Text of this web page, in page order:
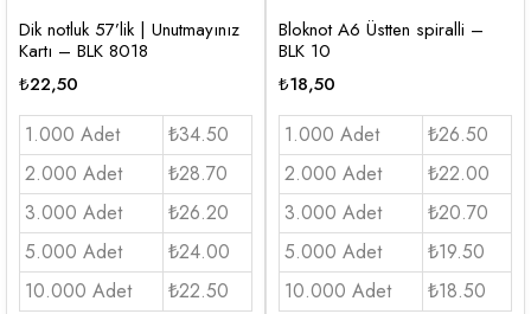
Dik notluk 57’lik | Unutmayınız
Kartı – BLK 8018
₺22,50
1.000 Adet
₺34.50
2.000 Adet
₺28.70
3.000 Adet
₺26.20
5.000 Adet
₺24.00
10.000 Adet
₺22.50
Bloknot A6 Üstten spiralli –
BLK 10
₺18,50
1.000 Adet
₺26.50
2.000 Adet
₺22.00
3.000 Adet
₺20.70
5.000 Adet
₺19.50
10.000 Adet
₺18.50